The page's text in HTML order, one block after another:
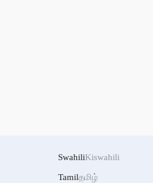
SwahiliKiswahili
Tamilதமிழ்